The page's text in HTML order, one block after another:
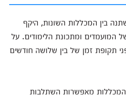
בין המכללות השונות, היקף
ומתכונת הלימודים. על
תקופת זמן של בין שלושה חודשים
המכללות מאפשרות השתלבות